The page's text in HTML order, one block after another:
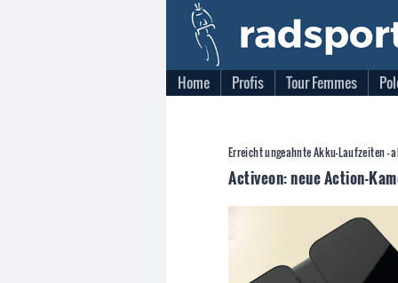
Home Profis Tour Femmes
Erreicht ungeahnte Akku-Laufzeiten -
Activeon: neue Action-